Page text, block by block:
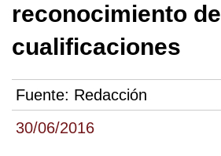
30/06/2016
reconocimiento de
cualificaciones
Fuente: Redacción